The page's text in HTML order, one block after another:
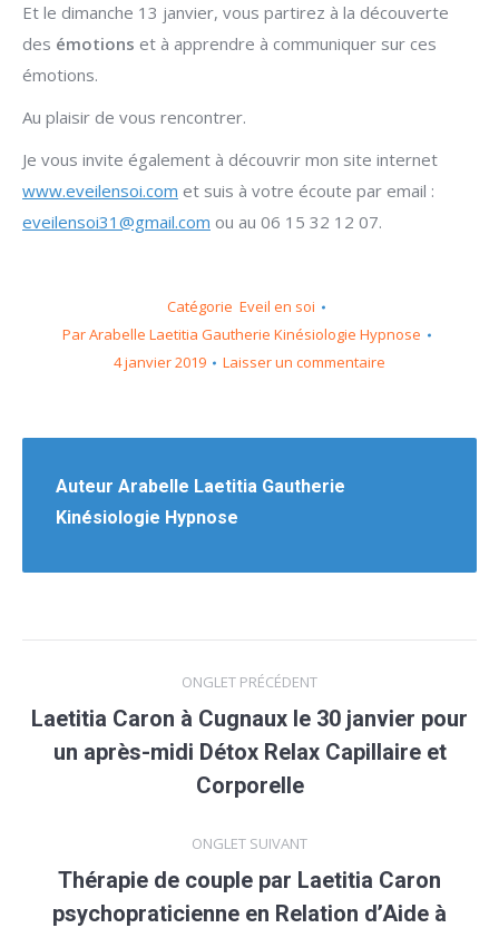
Et le dimanche 13 janvier, vous partirez à la découverte
des émotions et à apprendre à communiquer sur ces
émotions.
Au plaisir de vous rencontrer.
Je vous invite également à découvrir mon site internet
www.eveilensoi.com et suis à votre écoute par email :
eveilensoi31@gmail.com ou au 06 15 32 12 07.
Catégorie Eveil en soi
ParArabelle Laetitia Gautherie Kinésiologie Hypnose
4 janvier 2019
Laisser un commentaire
Auteur Arabelle Laetitia Gautherie
Kinésiologie Hypnose
de
commentaire
ONGLET PRÉCÉDENT
Onglet
précédent
Laetitia Caron à Cugnaux le 30 janvier pour
un après-midi Détox Relax Capillaire et
Corporelle
ONGLET SUIVANT
Onglet
Thérapie de couple par Laetitia Caron
psychopraticienne en Relation d’Aide à